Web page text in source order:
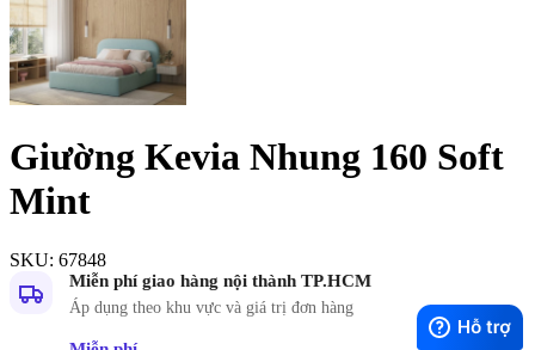
Giường Kevia Nhung 160 Soft
Mint
SKU: 67848
Miễn phí giao hàng nội thành TP.HCM
Áp dụng theo khu vực và giá trị đơn hàng